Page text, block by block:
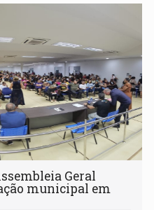
Geral
municipal em